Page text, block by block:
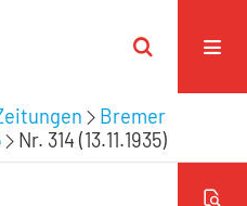
Bremer
Nr. 314 (13.11.1935)